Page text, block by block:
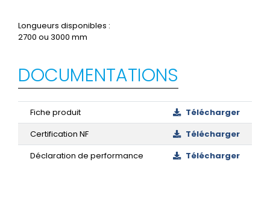
Longueurs disponibles :
2700 ou 3000 mm
DOCUMENTATIONS
Fiche produit
Télécharger
Certification NF
Télécharger
Déclaration de performance
Télécharger